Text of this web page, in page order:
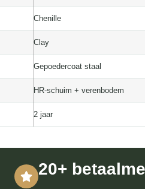
Chenille
Clay
Gepoedercoat staal
HR-schuim + verenbodem
2 jaar
20+